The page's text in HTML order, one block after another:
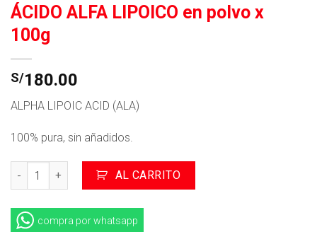
ÁCIDO ALFA LIPOICO en polvo x
100g
S/180.00
ALPHA LIPOIC ACID (ALA)
100% pura, sin añadidos.
ÁCIDO ALFA LIPOICO en polvo x 100g cantidad
AL CARRITO
compra por whatsapp